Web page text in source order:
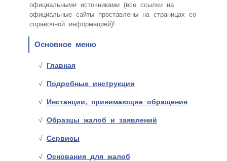
официальными источниками (все ссылки на
официальные сайты проставлены на страницах со
справочной информацией)!
Основное меню
Главная
Подробные инструкции
Инстанции, принимающие обращения
Образцы жалоб и заявлений
Сервисы
Основания для жалоб